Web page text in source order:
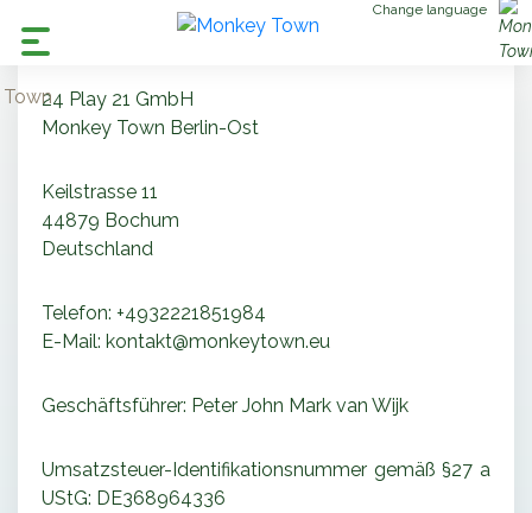
Change language
24 Play 21 GmbH
Monkey Town Berlin-Ost
Keilstrasse 11
44879 Bochum
Deutschland
Telefon: +4932221851984
E-Mail: kontakt@monkeytown.eu
Geschäftsführer: Peter John Mark van Wijk
Umsatzsteuer-Identifikationsnummer gemäß §27 a
UStG: DE368964336